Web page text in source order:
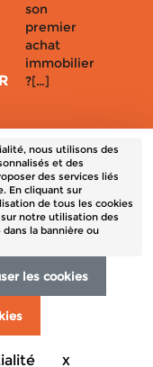
nous utilisons des
et des
des services liés
En cliquant sur
de tous les cookies
notre utilisation des
la bannière ou
les cookies
X
son
premier
achat
immobilier
?[…]